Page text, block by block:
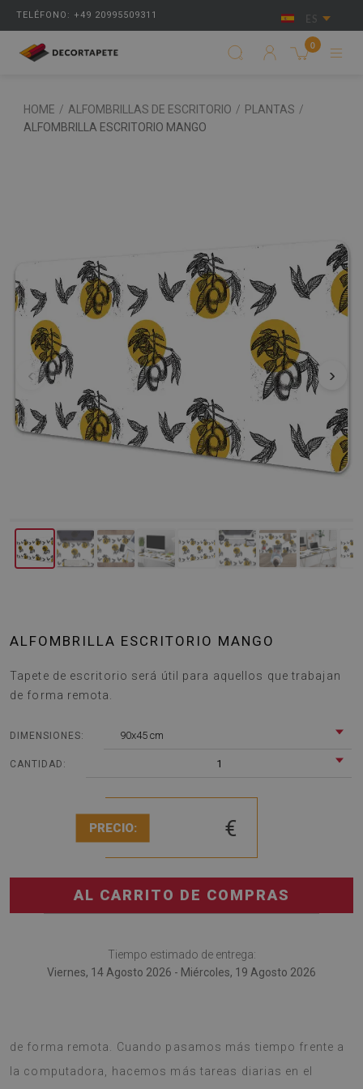
TELÉFONO: +49 20995509311 ES
0
HOME / ALFOMBRILLAS DE ESCRITORIO / PLANTAS /
ALFOMBRILLA ESCRITORIO MANGO
‹ ›
ALFOMBRILLA ESCRITORIO MANGO
Tapete de escritorio será útil para aquellos que trabajan
de forma remota.
DIMENSIONES: 90x45 cm
CANTIDAD: 1
PRECIO: €
AL CARRITO DE COMPRAS
Tiempo estimado de entrega:
Viernes, 14 Agosto 2026 - Miércoles, 19 Agosto 2026
de forma remota. Cuando pasamos más tiempo frente a
la computadora, hacemos más tareas diarias en el